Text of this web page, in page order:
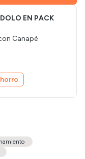
EN PACK
Canapé